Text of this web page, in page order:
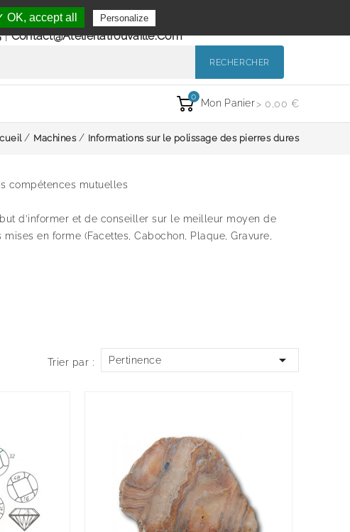
de 9h à 12h et de 14h à 18h
|Contact@atelierlatrouvaille.com
RECHERCHER
0
Mon Panier> 0,00 €
Machines Informations sur le polissage des pierres dures
compétences mutuelles
d’informer et de conseiller sur le meilleur moyen de
en forme (Facettes, Cabochon, Plaque, Gravure,
Trier par : Pertinence 
OK, accept all Personalize